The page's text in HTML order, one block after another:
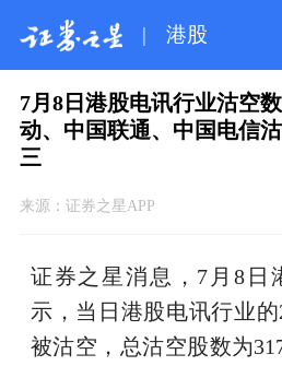
| 港股
7月8日港股电讯行业沽空
动、中国联通、中国电信
三
来源： 证券之星APP
证券之星消息，7月8日
示，当日港股电讯行业的
被沽空，总沽空股数为